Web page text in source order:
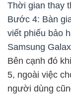
Thời gian thay
Bước 4: Bàn
viết phiếu bảo
Samsung
Bên cạnh đó
5, ngoài việc
người dùng